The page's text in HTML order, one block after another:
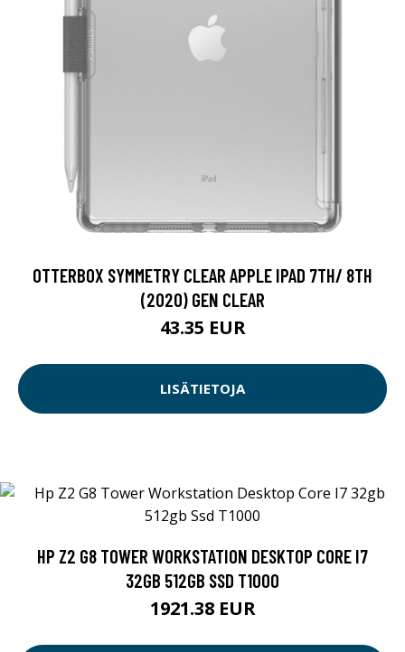
OTTERBOX SYMMETRY CLEAR APPLE IPAD 7TH/ 8TH
(2020) GEN CLEAR
43.35 EUR
LISÄTIETOJA
HP Z2 G8 TOWER WORKSTATION DESKTOP CORE I7
32GB 512GB SSD T1000
1921.38 EUR